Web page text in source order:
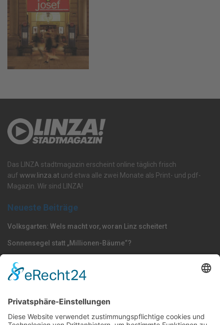
Das LINZA stadtmagazin erscheint online täglich frisch
auf www.linza.at und etwa alle zwei Monate als Print- und pdf-
Magazin. Wir sind LINZA!
Neueste Beiträge
Volksgarten: Wels macht vor, woran Linz scheitert
Sonnensegel statt „Millionen-Bäume“?
Strafmündigkeit jetzt senken“
Events
Linz
Unterwegs